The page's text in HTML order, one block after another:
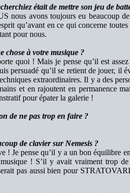
était de mettre son jeu de
nous avons toujours eu beaucoup
qu’avant en ce qui concerne
pour nous.
chose à votre musique ?
quoi ! Mais je pense qu’il est
persuadé qu’il se retient de jouer, il
extraordinaires. Il y a des
et en rajoutent en permanence
pour épater la galerie !
de ne pas trop en faire ?
de clavier sur Nemesis ?
! Je pense qu’il y a un bon équilibre
! S’il y avait vraiment trop
pas aussi bien pour